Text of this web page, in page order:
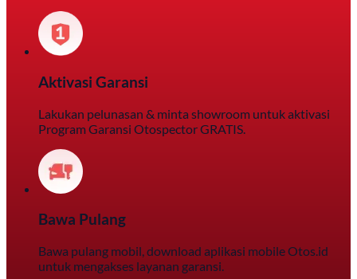
Aktivasi Garansi
Lakukan pelunasan & minta showroom untuk aktivasi
Program Garansi Otospector GRATIS.
Bawa Pulang
Bawa pulang mobil, download aplikasi mobile Otos.id
untuk mengakses layanan garansi.